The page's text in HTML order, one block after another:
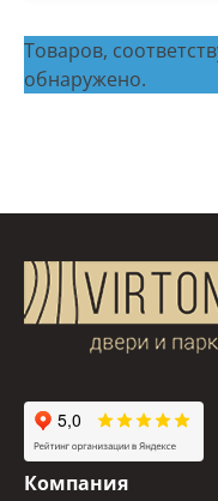
Товаров,
обнаружено.
Компания
Распродажа